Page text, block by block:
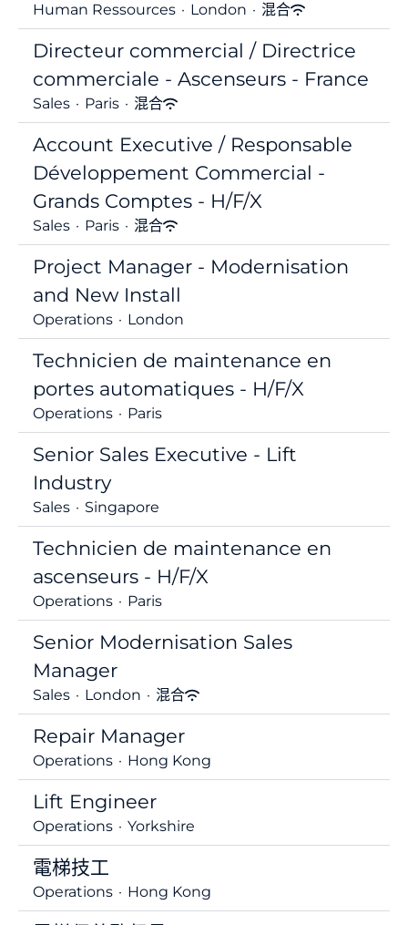
Human Ressources · London · 混合
Directeur commercial / Directrice
commerciale - Ascenseurs - France
Sales · Paris · 混合
Account Executive / Responsable
Développement Commercial -
Grands Comptes - H/F/X
Sales · Paris · 混合
Project Manager - Modernisation
and New Install
Operations · London
Technicien de maintenance en
portes automatiques - H/F/X
Operations · Paris
Senior Sales Executive - Lift
Industry
Sales · Singapore
Technicien de maintenance en
ascenseurs - H/F/X
Operations · Paris
Senior Modernisation Sales
Manager
Sales · London · 混合
Repair Manager
Operations · Hong Kong
Lift Engineer
Operations · Yorkshire
電梯技工
Operations · Hong Kong